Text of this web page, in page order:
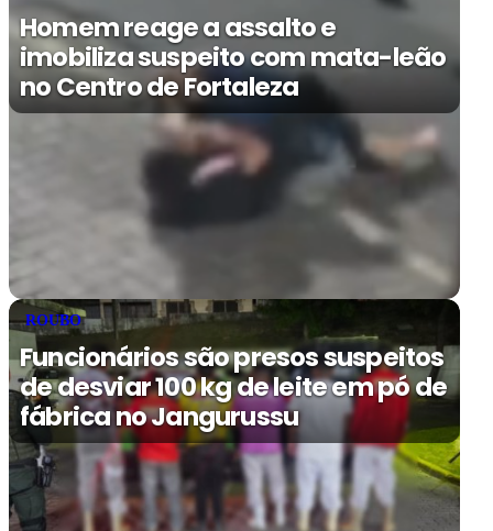
Homem reage a assalto e
imobiliza suspeito com mata-leão
no Centro de Fortaleza
ROUBO
Funcionários são presos suspeitos
de desviar 100 kg de leite em pó de
fábrica no Jangurussu